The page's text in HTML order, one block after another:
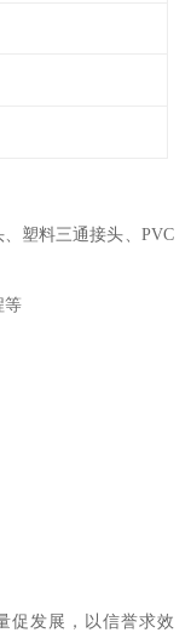
塑料三通接头、PVC
等
促发展，以信誉求效